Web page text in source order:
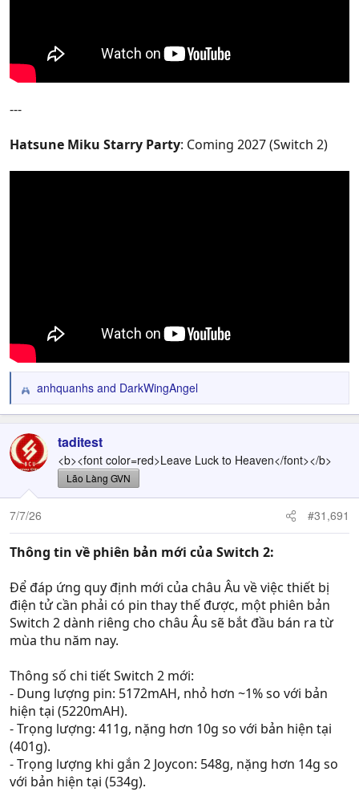
---
Hatsune Miku Starry Party: Coming 2027 (Switch 2)
R
e
c
t
i
n
s
:
anhquanhs and DarkWingAngel
taditest
<b><font color=red>Leave Luck to Heaven</font></b>
Lão Làng GVN
7/7/26 #31,691
Thông tin về phiên bản mới của Switch 2:
Để đáp ứng quy định mới của châu Âu về việc thiết bị
điện tử cần phải có pin thay thế được, một phiên bản
Switch 2 dành riêng cho châu Âu sẽ bắt đầu bán ra từ
mùa thu năm nay.
Thông số chi tiết Switch 2 mới:
- Dung lượng pin: 5172mAH, nhỏ hơn ~1% so với bản
hiện tại (5220mAH).
- Trọng lượng: 411g, nặng hơn 10g so với bản hiện tại
(401g).
- Trọng lượng khi gắn 2 Joycon: 548g, nặng hơn 14g so
với bản hiện tại (534g).